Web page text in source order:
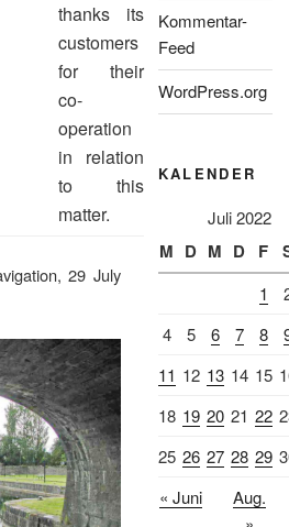
thanks its
customers
for their
co-
operation
in relation
to this
matter.
29 July
Kommentar-
Feed
WordPress.org
KALENDER
Juli 2022
M D M D F
1
4
5 6 7 8
11 12 13 14 15
18 19 20 21 22
25 26 27 28 29
« Juni
Aug.